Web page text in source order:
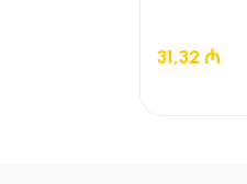
31,32 ₼